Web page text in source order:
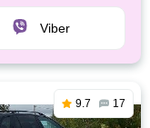
Viber
9.7 17